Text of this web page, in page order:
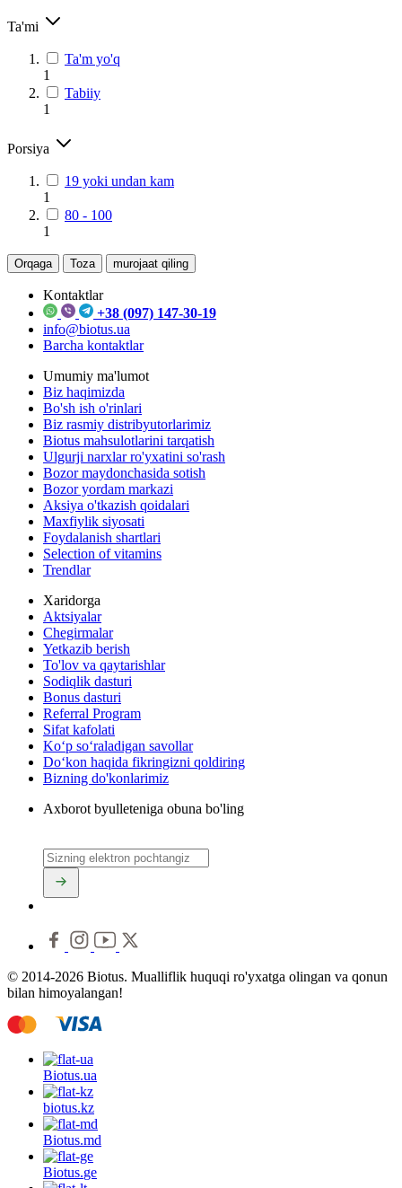
Ta'mi
Ta'm yo'q
1
Tabiiy
1
Porsiya
19 yoki undan kam
1
80 - 100
1
Orqaga Toza murojaat qiling
Kontaktlar
+38 (097) 147-30-19
info@biotus.ua
Barcha kontaktlar
Umumiy ma'lumot
Biz haqimizda
Bo'sh ish o'rinlari
Biz rasmiy distribyutorlarimiz
Biotus mahsulotlarini tarqatish
Ulgurji narxlar ro'yxatini so'rash
Bozor maydonchasida sotish
Bozor yordam markazi
Aksiya o'tkazish qoidalari
Maxfiylik siyosati
Foydalanish shartlari
Selection of vitamins
Trendlar
Xaridorga
Aktsiyalar
Chegirmalar
Yetkazib berish
To'lov va qaytarishlar
Sodiqlik dasturi
Bonus dasturi
Referral Program
Sifat kafolati
Ko‘p so‘raladigan savollar
Do‘kon haqida fikringizni qoldiring
Bizning do'konlarimiz
Axborot byulleteniga obuna bo'ling
© 2014-2026 Biotus. Mualliflik huquqi ro'yxatga olingan va qonun
bilan himoyalangan!
Biotus.ua
biotus.kz
Biotus.md
Biotus.ge